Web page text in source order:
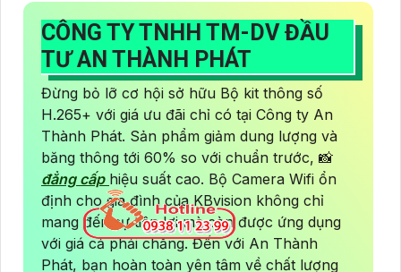
CÔNG TY TNHH TM-DV ĐẦU
TƯ AN THÀNH PHÁT
Đừng bỏ lỡ cơ hội sở hữu Bộ kit thông số
H.265+ với giá ưu đãi chỉ có tại Công ty An
Thành Phát. Sản phẩm giảm dung lượng và
băng thông tới 60% so với chuẩn trước, 📸
đẳng cấp hiệu suất cao. Bộ Camera Wifi ổn
định cho gia đình của KBvision không chỉ
mang đến sự tiện lợi mà còn được ứng dụng
với giá cả phải chăng. Đến với An Thành
Phát, bạn hoàn toàn yên tâm về chất lượng